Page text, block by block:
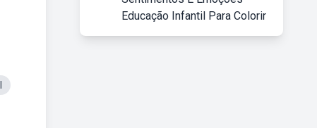
Educação Infantil Para Colorir